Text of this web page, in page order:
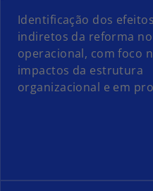
Identificação dos
indiretos da reforma
operacional, com foco
impactos da estrutura
organizacional e em